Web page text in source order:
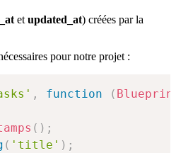
et updated_at) créées par la
pour notre projet :
, function (
( ) ;
( 'title' ) ;